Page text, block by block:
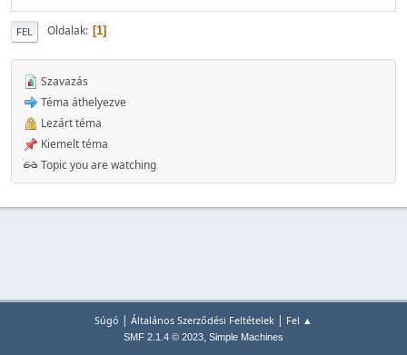
FEL Oldalak 1
Szavazás
Téma áthelyezve
Lezárt téma
Kiemelt téma
Topic you are watching
Súgó | Általános Szerződési Feltételek | Fel ▲
SMF 2.1.4 © 2023, Simple Machines